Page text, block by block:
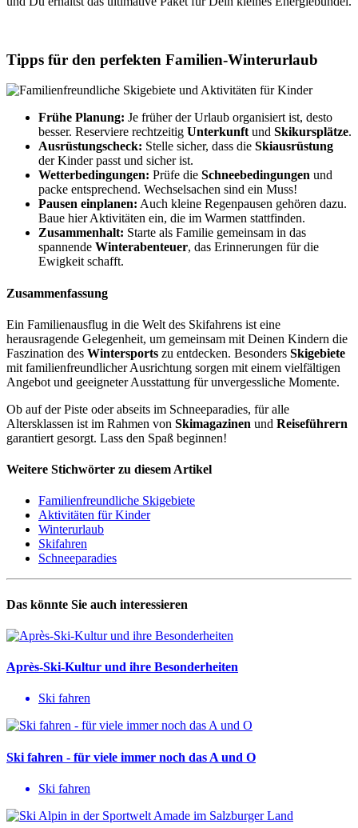
Tipps für den perfekten Familien-Winterurlaub
Frühe Planung: Je früher der Urlaub organisiert ist, desto
besser. Reserviere rechtzeitig Unterkunft und Skikursplätze.
Ausrüstungscheck: Stelle sicher, dass die Skiausrüstung
der Kinder passt und sicher ist.
Wetterbedingungen: Prüfe die Schneebedingungen und
packe entsprechend. Wechselsachen sind ein Muss!
Pausen einplanen: Auch kleine Regenpausen gehören dazu.
Baue hier Aktivitäten ein, die im Warmen stattfinden.
Zusammenhalt: Starte als Familie gemeinsam in das
spannende Winterabenteuer, das Erinnerungen für die
Ewigkeit schafft.
Zusammenfassung
Ein Familienausflug in die Welt des Skifahrens ist eine
herausragende Gelegenheit, um gemeinsam mit Deinen Kindern die
Faszination des Wintersports zu entdecken. Besonders Skigebiete
mit familienfreundlicher Ausrichtung sorgen mit einem vielfältigen
Angebot und geeigneter Ausstattung für unvergessliche Momente.
Ob auf der Piste oder abseits im Schneeparadies, für alle
Altersklassen ist im Rahmen von Skimagazinen und Reiseführern
garantiert gesorgt. Lass den Spaß beginnen!
Weitere Stichwörter zu diesem Artikel
Familienfreundliche Skigebiete
Aktivitäten für Kinder
Winterurlaub
Skifahren
Schneeparadies
Das könnte Sie auch interessieren
Après-Ski-Kultur und ihre Besonderheiten
Ski fahren
Ski fahren - für viele immer noch das A und O
Ski fahren